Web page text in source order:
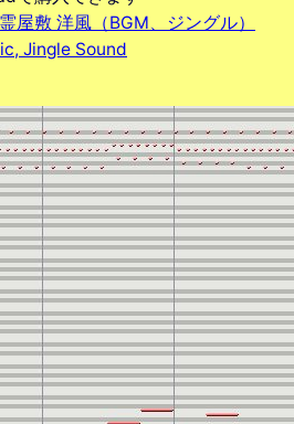
屋敷 洋風（BGM、ジングル）
Jingle Sound